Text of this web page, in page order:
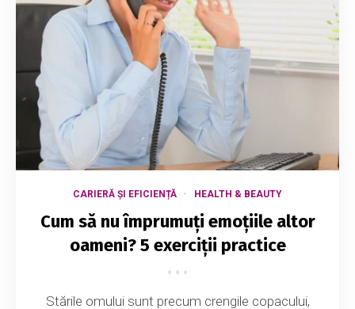
CARIERĂ ȘI EFICIENȚĂ HEALTH & BEAUTY
Cum să nu împrumuți emoțiile altor
oameni? 5 exerciții practice
Stările omului sunt precum crengile copacului,